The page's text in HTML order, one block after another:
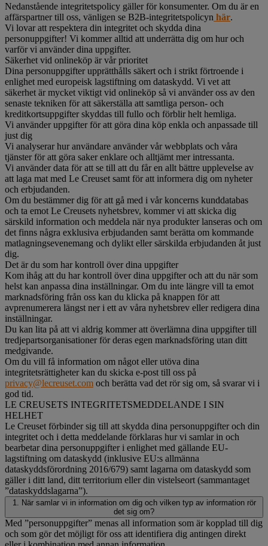
Nedanstående integritetspolicy gäller för konsumenter. Om du är en
affärspartner till oss, vänligen se B2B-integritetspolicyn här.
Vi lovar att respektera din integritet och skydda dina
personuppgifter! Vi kommer alltid att underrätta dig om hur och
varför vi använder dina uppgifter.
Säkerhet vid onlineköp är vår prioritet
Dina personuppgifter upprätthålls säkert och i strikt förtroende i
enlighet med europeisk lagstiftning om dataskydd. Vi vet att
säkerhet är mycket viktigt vid onlineköp så vi använder oss av den
senaste tekniken för att säkerställa att samtliga person- och
kreditkortsuppgifter skyddas till fullo och förblir helt hemliga.
Vi använder uppgifter för att göra dina köp enkla och anpassade till
just dig
Vi analyserar hur användare använder vår webbplats och våra
tjänster för att göra saker enklare och alltjämt mer intressanta.
Vi använder data för att se till att du får en allt bättre upplevelse av
att laga mat med Le Creuset samt för att informera dig om nyheter
och erbjudanden.
Om du bestämmer dig för att gå med i vår koncerns kunddatabas
och ta emot Le Creusets nyhetsbrev, kommer vi att skicka dig
särskild information och meddela när nya produkter lanseras och om
det finns några exklusiva erbjudanden samt berätta om kommande
matlagningsevenemang och dylikt eller särskilda erbjudanden åt just
dig.
Det är du som har kontroll över dina uppgifter
Kom ihåg att du har kontroll över dina uppgifter och att du när som
helst kan anpassa dina inställningar. Om du inte längre vill ta emot
marknadsföring från oss kan du klicka på knappen för att
avprenumerera längst ner i ett av våra nyhetsbrev eller redigera dina
inställningar.
Du kan lita på att vi aldrig kommer att överlämna dina uppgifter till
tredjepartsorganisationer för deras egen marknadsföring utan ditt
medgivande.
Om du vill få information om något eller utöva dina
integritetsrättigheter kan du skicka e-post till oss på
privacy@lecreuset.com och berätta vad det rör sig om, så svarar vi i
god tid.
LE CREUSETS INTEGRITETSMEDDELANDE I SIN
HELHET
Le Creuset förbinder sig till att skydda dina personuppgifter och din
integritet och i detta meddelande förklaras hur vi samlar in och
bearbetar dina personuppgifter i enlighet med gällande EU-
lagstiftning om dataskydd (inklusive EU:s allmänna
dataskyddsförordning 2016/679) samt lagarna om dataskydd som
gäller i ditt land, ditt territorium eller din vistelseort (sammantaget
”dataskyddslagarna”).
1. När samlar vi in information om dig och vilken typ av information rör
det sig om?
Med ”personuppgifter” menas all information som är kopplad till dig
och som gör det möjligt för oss att identifiera dig antingen direkt